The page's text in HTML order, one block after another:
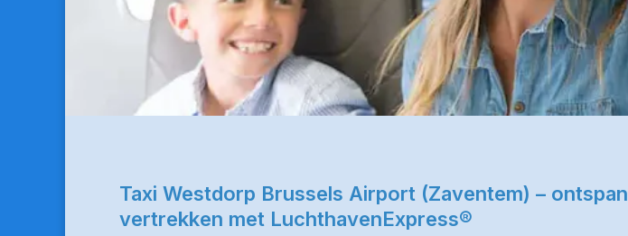
Taxi Westdorp Brussels Airport (Zaventem) –
vertrekken met LuchthavenExpress®